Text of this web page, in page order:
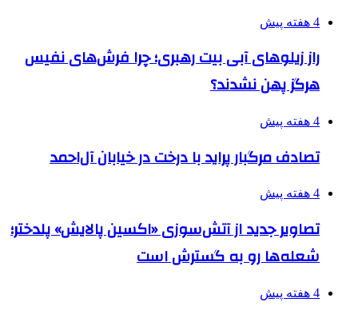
4 هفته پیش
راز زیلوهای آبی بیت رهبری؛ چرا فرش‌های نفیس
هرگز پهن نشدند؟
4 هفته پیش
تصادف مرگبار پراید با درخت در خیابان آل‌احمد
4 هفته پیش
تصاویر جدید از آتش‌سوزی «اکسین پالایش» پلدختر؛
شعله‌ها رو به گسترش است
4 هفته پیش